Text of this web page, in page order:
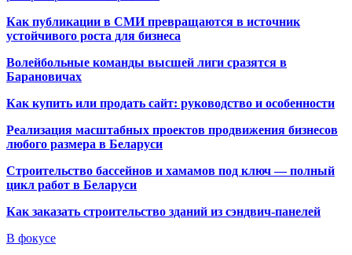
Как публикации в СМИ превращаются в источник
устойчивого роста для бизнеса
Волейбольные команды высшей лиги сразятся в
Барановичах
Как купить или продать сайт: руководство и особенности
Реализация масштабных проектов продвижения бизнесов
любого размера в Беларуси
Строительство бассейнов и хамамов под ключ — полный
цикл работ в Беларуси
Как заказать строительство зданий из сэндвич-панелей
В фокусе